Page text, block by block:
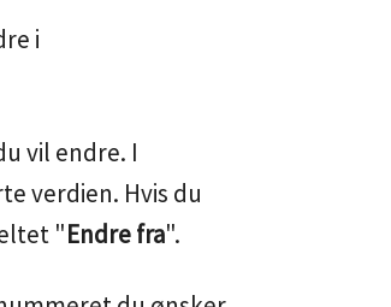
i
vil endre. I
verdien. Hvis du
"Endre fra".